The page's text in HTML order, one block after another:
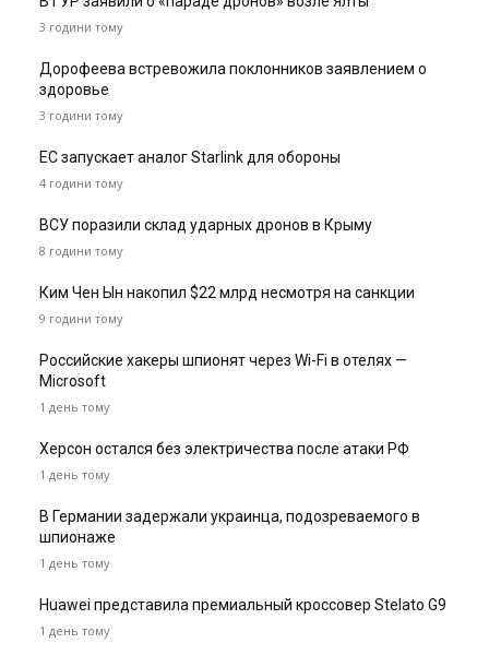
3 години тому
Дорофеева встревожила поклонников заявлением о
здоровье
3 години тому
ЕС запускает аналог Starlink для обороны
4 години тому
ВСУ поразили склад ударных дронов в Крыму
8 години тому
Ким Чен Ын накопил $22 млрд несмотря на санкции
9 години тому
Российские хакеры шпионят через Wi-Fi в отелях —
Microsoft
1 день тому
Херсон остался без электричества после атаки РФ
1 день тому
В Германии задержали украинца, подозреваемого в
шпионаже
1 день тому
Huawei представила премиальный кроссовер Stelato G9
1 день тому